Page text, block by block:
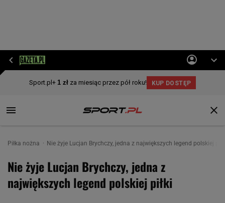
Piłka nożna Nie żyje Lucjan Brychczy, jedna z największych legend polskiej
Nie żyje Lucjan Brychczy, jedna z
największych legend polskiej piłki